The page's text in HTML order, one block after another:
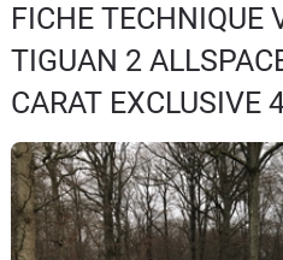
Essais
Guide
d'achat
Electriques
Utilitaires
FICHE TECHNIQUE
TIGUAN 2
CARAT EXCLUSIVE